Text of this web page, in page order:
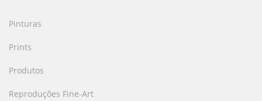
Pinturas
Prints
Produtos
Reproduções Fine-Art